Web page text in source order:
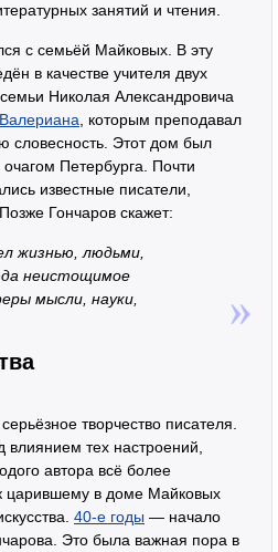
занятий и чтения.
с семьёй Майковых. В эту
в качестве учителя двух
Николая Александровича
Валериана , которым преподавал
словесность. Этот дом был
Петербурга. Почти
известные писатели,
Гончаров скажет:
жизнью, людьми,
неистощимое
мысли, науки,
творчество писателя.
тех настроений,
автора всё более
царившему в доме Майковых
40-е годы — начало
Это была важная пора в